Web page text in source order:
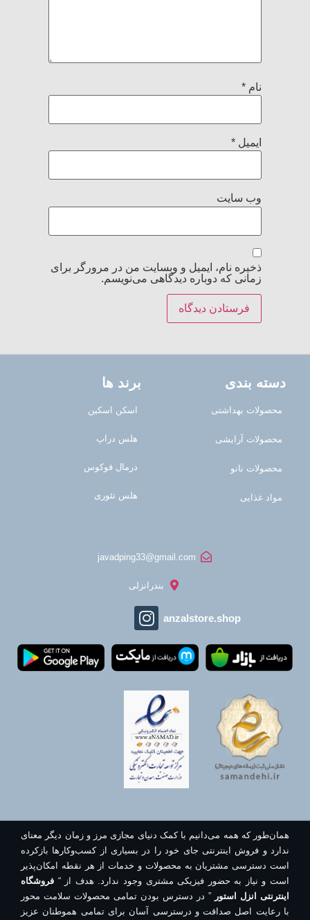
نام*
ایمیل*
وب‌ سایت
ذخیره نام، ایمیل و وبسایت من در مرورگر برای
زمانی که دوباره دیدگاهی می‌نویسم.
دسته بندی
محصولات بهداشتی
محصولات آرایشی
محصولات نانو
مواد غذایی
برند ها
اسکن اسکین
هلس دراپ
درمال فوکوس
هلس تئوری
javadping33@gmail.com
بندرانزلی
anzalstore.shop
همان‌طور که همه می‌دانیم با کمک دنیای مجازی مرز و زمان دیگر معنای
ندارد و فروش اینترنتی جای خود را در بسیاری از کسب‌وکارها بازکرده
است دسترسی مشتریان به محصولات و خدمات از هر نقطه امکان‌پذیر
است و نیاز به حضور فیزیکی مشتری وجود ندارد. هدف از “ فروشگاه
اینترنتی انزل استور” در دسترس بودن تمامی محصولات سلامت محور
با رعایت اصل صداقت و درسترسی آسان برای تمامی هموطنان عزیز